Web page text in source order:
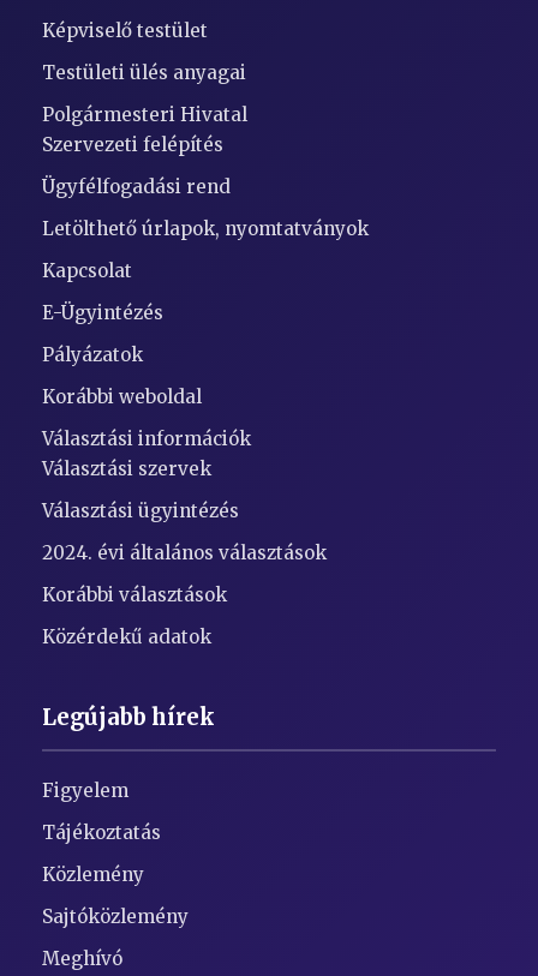
Képviselő testület
Testületi ülés anyagai
Polgármesteri Hivatal
Szervezeti felépítés
Ügyfélfogadási rend
Letölthető úrlapok, nyomtatványok
Kapcsolat
E-Ügyintézés
Pályázatok
Korábbi weboldal
Választási információk
Választási szervek
Választási ügyintézés
2024. évi általános választások
Korábbi választások
Közérdekű adatok
Legújabb hírek
Figyelem
Tájékoztatás
Közlemény
Sajtóközlemény
Meghívó